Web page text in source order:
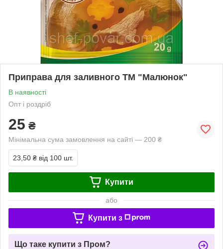
Приправа для заливного ТМ "Малюнок"
В наявності
Опт і роздріб
25 ₴
Мінімальна сума замовлення на сайті — 200 ₴
23,50 ₴ від 100 шт.
Купити
або
Купити з
Що таке купити з Пром?